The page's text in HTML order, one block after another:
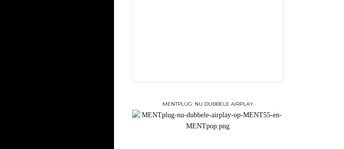
MENTPLUG: NU DUBBELE AIRPLAY